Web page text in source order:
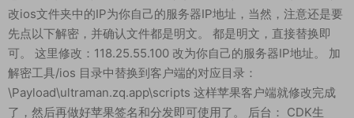
改ios文件夹中的IP为你自己的服务器IP地址，当然，注意还是要
先点以下解密，并确认文件都是明文。 都是明文，直接替换即
可。 这里修改：118.25.55.100 改为你自己的服务器IP地址。 加
解密工具/ios 目录中替换到客户端的对应目录：
\Payload\ultraman.zq.app\scripts 这样苹果客户端就修改完成
了，然后再做好苹果签名和分发即可使用了。 后台： CDK生